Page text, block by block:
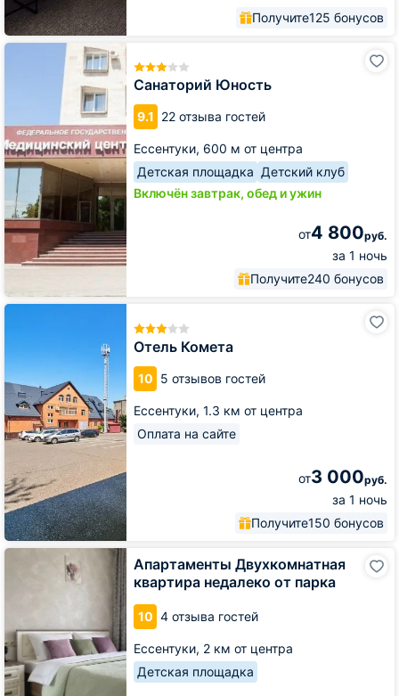
Получите125 бонусов
Санаторий Юность
9.1 22 отзыва гостей
Ессентуки, 600 м от центра
Детская площадка Детский клуб
Включён завтрак, обед и ужин
от4 800руб.
за 1 ночь
Получите240 бонусов
Санаторий
Отель Комета
10 5 отзывов гостей
Ессентуки, 1.3 км от центра
Оплата на сайте
от3 000руб.
за 1 ночь
Получите150 бонусов
Отель
Апартаменты Двухкомнатная
квартира недалеко от парка
10 4 отзыва гостей
Ессентуки, 2 км от центра
Детская площадка
Апартаменты
Двухкомнатная
парка